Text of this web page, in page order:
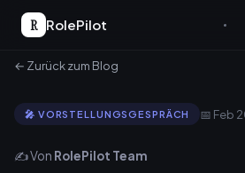
R RolePilot
← Zurück zum Blog
🎤 VORSTELLUNGSGESPRÄCH 📅 Feb
✍️ Von RolePilot Team